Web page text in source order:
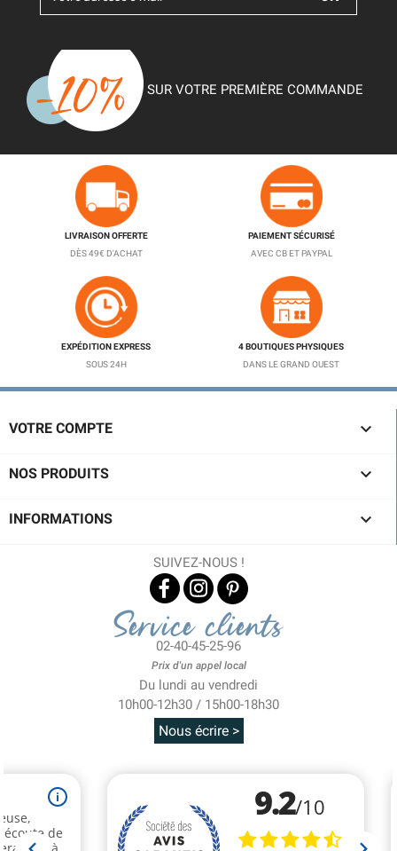
SUR VOTRE PREMIÈRE COMMANDE
LIVRAISON OFFERTE
DÈS 49€ D'ACHAT
PAIEMENT SÉCURISÉ
AVEC CB ET PAYPAL
EXPÉDITION EXPRESS
SOUS 24H
4 BOUTIQUES PHYSIQUES
DANS LE GRAND OUEST
VOTRE COMPTE 
NOS PRODUITS 
INFORMATIONS 
SUIVEZ-NOUS !
Service clients
02-40-45-25-96
Prix d'un appel local
Du lundi au vendredi
10h00-12h30 / 15h00-18h30
Nous écrire >